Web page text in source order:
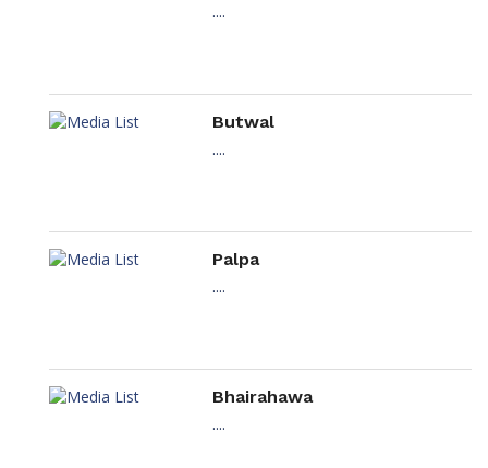
....
Butwal
....
Palpa
....
Bhairahawa
....